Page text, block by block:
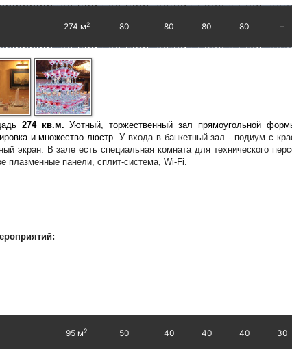
274 м2 80 80 80 80 –
274 кв.м.Уютный, торжественный зал прямоугольной
и множество люстр.У входа в банкетный зал - подиум с
экран. В зале есть специальная комната для технического
плазменные панели, сплит-система, Wi-Fi.
95 м2 50 40 40 40 30